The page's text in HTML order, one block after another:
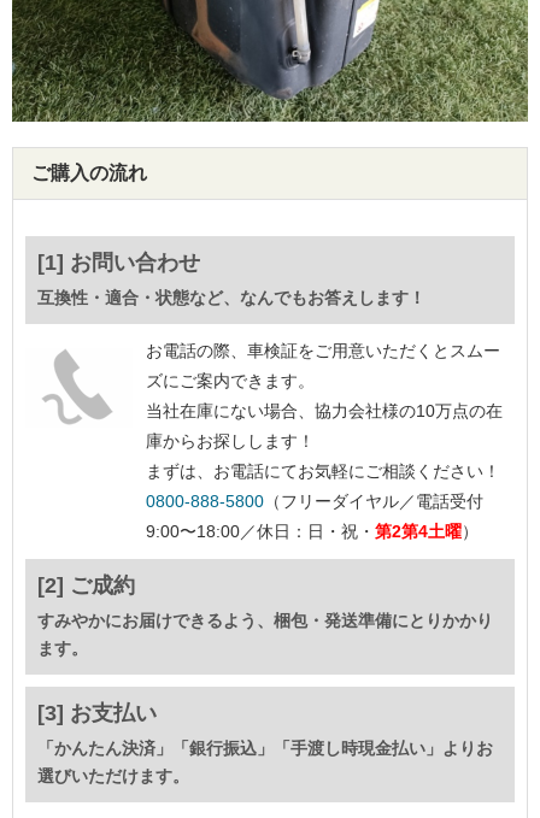
ご購入の流れ
[1] お問い合わせ
互換性・適合・状態など、なんでもお答えします！
お電話の際、車検証をご用意いただくとスムー
ズにご案内できます。
当社在庫にない場合、協力会社様の10万点の在
庫からお探しします！
まずは、お電話にてお気軽にご相談ください！
0800-888-5800 （フリーダイヤル／電話受付
9:00〜18:00／休日：日・祝・ 第2第4土曜）
[2] ご成約
すみやかにお届けできるよう、梱包・発送準備にとりかかり
ます。
[3] お支払い
「かんたん決済」「銀行振込」「手渡し時現金払い」よりお
選びいただけます。